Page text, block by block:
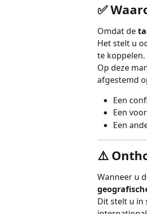
✅
Omdat de
Het stelt u
te koppelen.
Op deze
afgestemd
Een
Een
Een
⚠️
Wanneer u
Dit stelt u in